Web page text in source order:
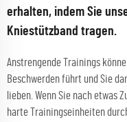
erhalten, indem Sie
Kniestützband tragen.
Anstrengende Trainings
Beschwerden führt und Sie
lieben. Wenn Sie nach etwas
harte Trainingseinheiten